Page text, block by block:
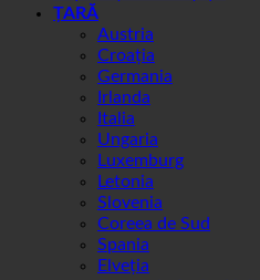
Germania
Irlanda
Italia
Ungaria
Luxemburg
Letonia
Slovenia
Coreea de Sud
Spania
Elveția
Emiratele Arabe Unite